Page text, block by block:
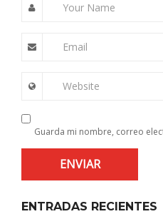
Your Name
Email
Website
ENTRADAS RECIENTES